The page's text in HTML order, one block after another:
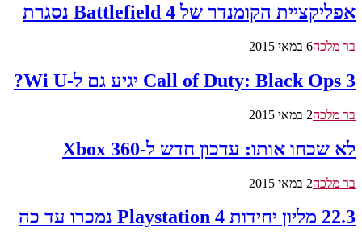
אפליקציית הקומנדר של Battlefield 4 נסגרת
בר מלכה6 במאי 2015
Call of Duty: Black Ops 3 יגיע גם ל-Wi U?
בר מלכה2 במאי 2015
לא שכחו אותו: עדכון חדש ל-Xbox 360
בר מלכה2 במאי 2015
22.3 מליון יחידות Playstation 4 נמכרו עד כה